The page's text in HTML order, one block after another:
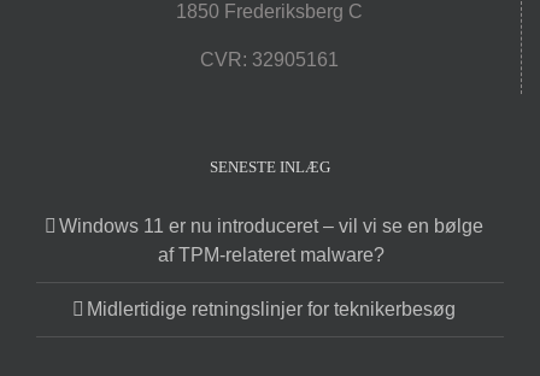
1850 Frederiksberg C
CVR: 32905161
SENESTE INLÆG
Windows 11 er nu introduceret – vil vi se en bølge
af TPM-relateret malware?
Midlertidige retningslinjer for teknikerbesøg